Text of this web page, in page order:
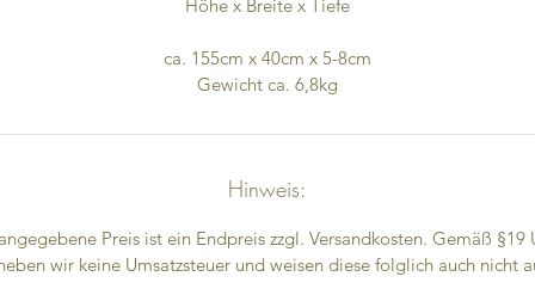
Höhe x Breite x Tiefe
ca. 155cm x 40cm x 5-8cm
Gewicht ca. 6,8kg
Hinweis:
Preis ist ein Endpreis zzgl. Versandkosten. Gemäß §19
wir keine Umsatzsteuer und weisen diese folglich auch nicht